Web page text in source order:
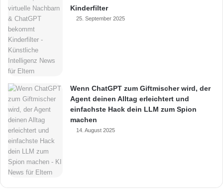
Kinderfilter
25. September 2025
Wenn ChatGPT zum Giftmischer wird, der
Agent deinen Alltag erleichtert und
einfachste Hack dein LLM zum Spion
machen
14. August 2025